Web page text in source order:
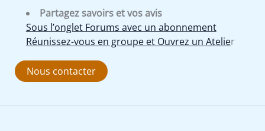
Partagez savoirs et vos avis
Sous l’onglet Forums avec un abonnement
Réunissez-vous en groupe et Ouvrez un Atelier
Nous contacter